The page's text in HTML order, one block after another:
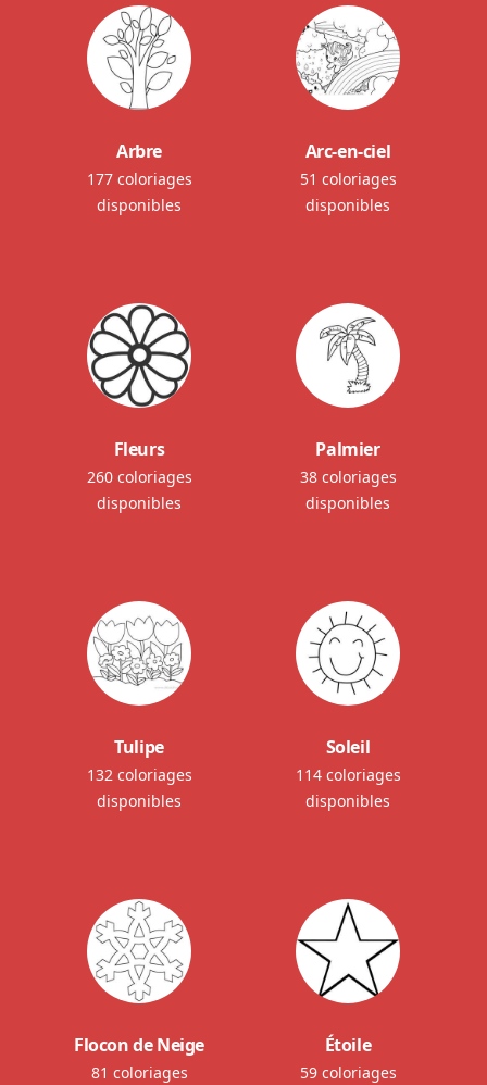
Arbre
177 coloriages
disponibles
Arc-en-ciel
51 coloriages
disponibles
Fleurs
260 coloriages
disponibles
Palmier
38 coloriages
disponibles
Tulipe
132 coloriages
disponibles
Soleil
114 coloriages
disponibles
Flocon de Neige
81 coloriages
Étoile
59 coloriages